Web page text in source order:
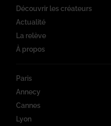
Découvrir les créateurs
Actualité
La relève
À propos
Paris
Annecy
Cannes
Lyon